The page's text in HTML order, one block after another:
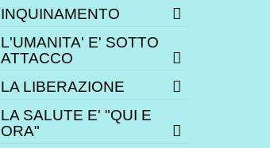
INQUINAMENTO
L'UMANITA' E' SOTTO
ATTACCO
LA LIBERAZIONE
LA SALUTE E' "QUI E
ORA"